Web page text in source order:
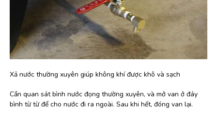
Xả nước thường xuyên giúp không khí được khô và sạch
Cần quan sát bình nước đọng thường xuyên, và mở van ở đáy
bình từ từ để cho nước đi ra ngoài. Sau khi hết, đóng van lại.